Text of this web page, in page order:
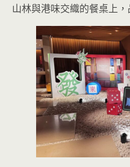
山林與港味交織的餐桌上